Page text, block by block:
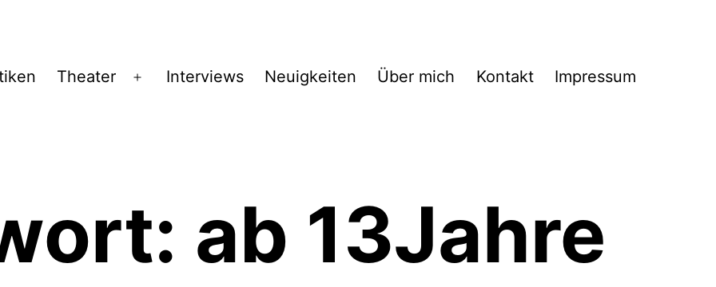
Theater
Menü
Interviews Neuigkeiten Über mich Kontakt Impressum
ab 13Jahre